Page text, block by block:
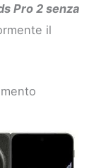
Pro 2 senza
il